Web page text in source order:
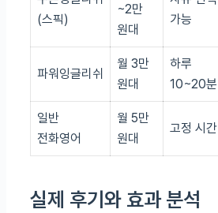
(스픽)
~2만
원대
가능
파워잉글리쉬
월 3만
원대
하루
10~20분
일반
전화영어
월 5만
원대
고정 시간
실제 후기와 효과 분석